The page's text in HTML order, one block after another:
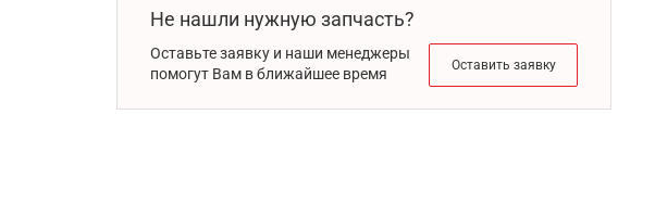
Не нашли нужную запчасть?
Оставьте заявку и наши менеджеры
помогут Вам в ближайшее время
Оставить заявку